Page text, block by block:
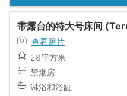
带露台的特大号床间
查看照片
28平方米
禁烟房
淋浴和浴缸